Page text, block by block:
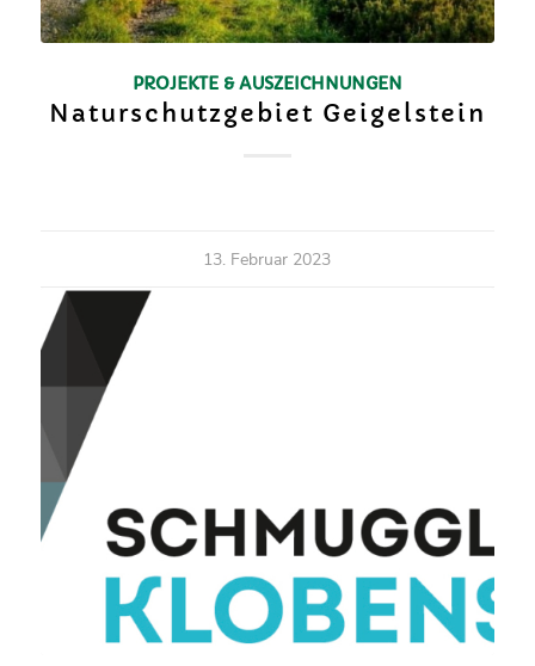
PROJEKTE & AUSZEICHNUNGEN
Naturschutzgebiet Geigelstein
13. Februar 2023